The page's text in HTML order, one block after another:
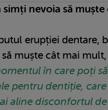
simți nevoia să muște
erupției dentare,
muște cât mai
în care poți
pentru dentiție,
aline disconfortul de